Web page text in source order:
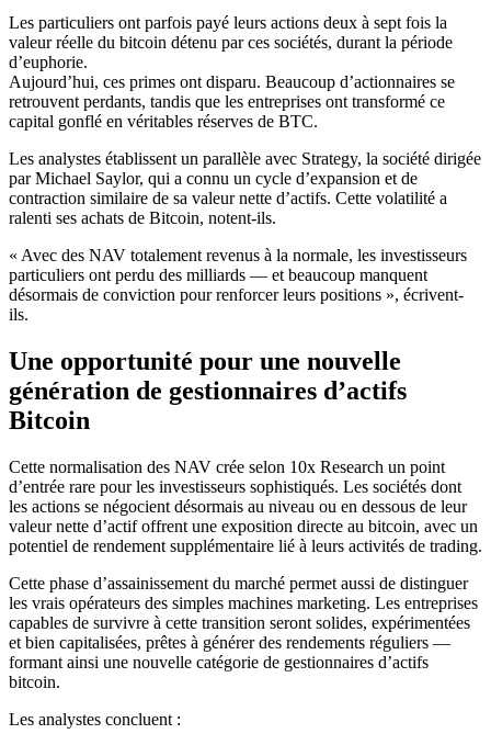
Les particuliers ont parfois payé leurs actions deux à sept fois la
valeur réelle du bitcoin détenu par ces sociétés, durant la période
d’euphorie.
Aujourd’hui, ces primes ont disparu. Beaucoup d’actionnaires se
retrouvent perdants, tandis que les entreprises ont transformé ce
capital gonflé en véritables réserves de BTC.
Les analystes établissent un parallèle avec Strategy, la société dirigée
par Michael Saylor, qui a connu un cycle d’expansion et de
contraction similaire de sa valeur nette d’actifs. Cette volatilité a
ralenti ses achats de Bitcoin, notent-ils.
« Avec des NAV totalement revenus à la normale, les investisseurs
particuliers ont perdu des milliards — et beaucoup manquent
désormais de conviction pour renforcer leurs positions », écrivent-
ils.
Une opportunité pour une nouvelle
génération de gestionnaires d’actifs
Bitcoin
Cette normalisation des NAV crée selon 10x Research un point
d’entrée rare pour les investisseurs sophistiqués. Les sociétés dont
les actions se négocient désormais au niveau ou en dessous de leur
valeur nette d’actif offrent une exposition directe au bitcoin, avec un
potentiel de rendement supplémentaire lié à leurs activités de trading.
Cette phase d’assainissement du marché permet aussi de distinguer
les vrais opérateurs des simples machines marketing. Les entreprises
capables de survivre à cette transition seront solides, expérimentées
et bien capitalisées, prêtes à générer des rendements réguliers —
formant ainsi une nouvelle catégorie de gestionnaires d’actifs
bitcoin.
Les analystes concluent :